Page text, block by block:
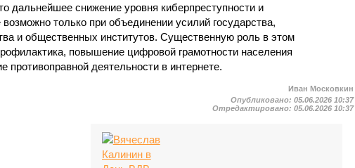
дальнейшее снижение уровня киберпреступности и
только при объединении усилий государства,
и общественных институтов. Существенную роль в этом
повышение цифровой грамотности населения
противоправной деятельности в интернете.
Иван Московкин
Опубликовано:05.06.2026 10:37
Отредактировано:05.06.2026 10:37